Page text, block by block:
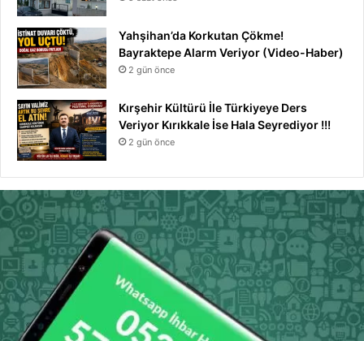
Yahşihan’da Korkutan Çökme!
Bayraktepe Alarm Veriyor (Video-Haber)
2 gün önce
Kırşehir Kültürü İle Türkiyeye Ders
Veriyor Kırıkkale İse Hala Seyrediyor !!!
2 gün önce